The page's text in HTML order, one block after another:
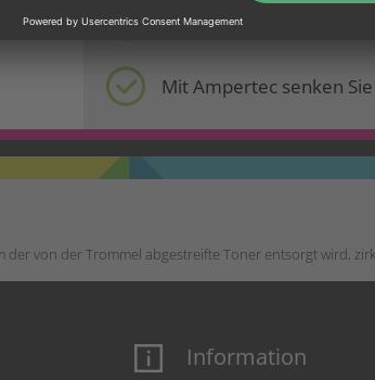
Umweltfreundlich durch
Mit Ampertec senken
von der Trommel abgestreifte Toner entsorgt wird,
Information